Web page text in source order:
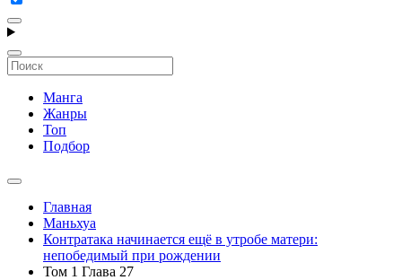
Манга
Жанры
Топ
Подбор
Главная
Маньхуа
Контратака начинается ещё в утробе матери:
непобедимый при рождении
Том 1 Глава 27